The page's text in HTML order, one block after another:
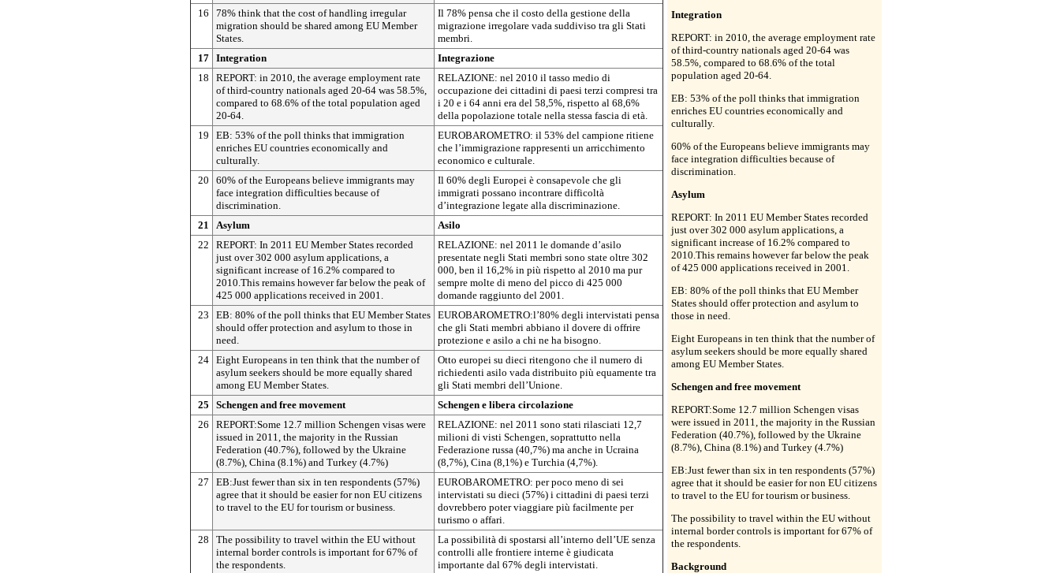
16
78% think that the cost of handling irregular
migration should be shared among EU Member
States.
Il 78% pensa che il costo della gestione della
migrazione irregolare vada suddiviso tra gli Stati
membri.
17 Integration
Integrazione
18
REPORT: in 2010, the average employment rate
of third-country nationals aged 20-64 was 58.5%,
compared to 68.6% of the total population aged
20-64.
RELAZIONE: nel 2010 il tasso medio di
occupazione dei cittadini di paesi terzi compresi tra
i 20 e i 64 anni era del 58,5%, rispetto al 68,6%
della popolazione totale nella stessa fascia di età.
19
EB: 53% of the poll thinks that immigration
enriches EU countries economically and
culturally.
EUROBAROMETRO: il 53% del campione ritiene
che l’immigrazione rappresenti un arricchimento
economico e culturale.
20
60% of the Europeans believe immigrants may
face integration difficulties because of
discrimination.
Il 60% degli Europei è consapevole che gli
immigrati possano incontrare difficoltà
d’integrazione legate alla discriminazione.
21
Asylum
Asilo
22
REPORT: In 2011 EU Member States recorded
just over 302 000 asylum applications, a
significant increase of 16.2% compared to
2010.This remains however far below the peak of
425 000 applications received in 2001.
RELAZIONE: nel 2011 le domande d’asilo
presentate negli Stati membri sono state oltre 302
000, ben il 16,2% in più rispetto al 2010 ma pur
sempre molte di meno del picco di 425 000
domande raggiunto del 2001.
23
EB: 80% of the poll thinks that EU Member States
should offer protection and asylum to those in
need.
EUROBAROMETRO:l’80% degli intervistati pensa
che gli Stati membri abbiano il dovere di offrire
protezione e asilo a chi ne ha bisogno.
24 Eight Europeans in ten think that the number of
asylum seekers should be more equally shared
among EU Member States.
Otto europei su dieci ritengono che il numero di
richiedenti asilo vada distribuito più equamente tra
gli Stati membri dell’Unione.
25
Schengen and free movement
Schengen e libera circolazione
26
REPORT:Some 12.7 million Schengen visas were
issued in 2011, the majority in the Russian
Federation (40.7%), followed by the Ukraine
(8.7%), China (8.1%) and Turkey (4.7%)
RELAZIONE: nel 2011 sono stati rilasciati 12,7
milioni di visti Schengen, soprattutto nella
Federazione russa (40,7%) ma anche in Ucraina
(8,7%), Cina (8,1%) e Turchia (4,7%).
27
EB:Just fewer than six in ten respondents (57%)
agree that it should be easier for non EU citizens
to travel to the EU for tourism or business.
EUROBAROMETRO: per poco meno di sei
intervistati su dieci (57%) i cittadini di paesi terzi
dovrebbero poter viaggiare più facilmente per
turismo o affari.
28
The possibility to travel within the EU without
internal border controls is important for 67% of
the respondents.
La possibilità di spostarsi all’interno dell’UE senza
controlli alle frontiere interne è giudicata
importante dal 67% degli intervistati.
Integration
REPORT: in 2010, the average employment rate
of third-country nationals aged 20-64 was
58.5%, compared to 68.6% of the total
population aged 20-64.
EB: 53% of the poll thinks that immigration
enriches EU countries economically and
culturally.
60% of the Europeans believe immigrants may
face integration difficulties because of
discrimination.
Asylum
REPORT: In 2011 EU Member States recorded
just over 302 000 asylum applications, a
significant increase of 16.2% compared to
2010.This remains however far below the peak
of 425 000 applications received in 2001.
EB: 80% of the poll thinks that EU Member
States should offer protection and asylum to
those in need.
Eight Europeans in ten think that the number of
asylum seekers should be more equally shared
among EU Member States.
Schengen and free movement
REPORT:Some 12.7 million Schengen visas
were issued in 2011, the majority in the Russian
Federation (40.7%), followed by the Ukraine
(8.7%), China (8.1%) and Turkey (4.7%)
EB:Just fewer than six in ten respondents (57%)
agree that it should be easier for non EU citizens
to travel to the EU for tourism or business.
The possibility to travel within the EU without
internal border controls is important for 67% of
the respondents.
Background